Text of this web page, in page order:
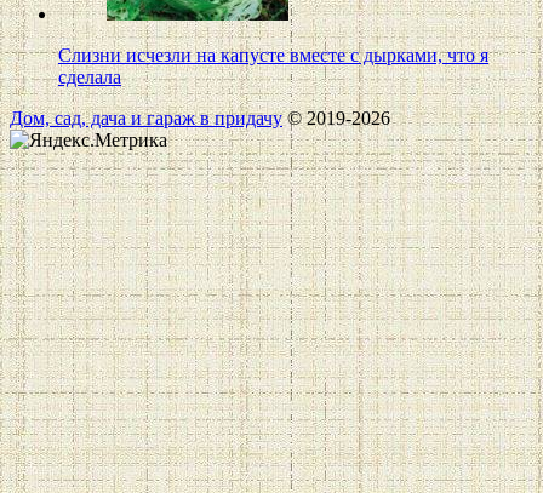
Слизни исчезли на капусте вместе с дырками, что я
сделала
Дом, сад, дача и гараж в придачу© 2019-2026